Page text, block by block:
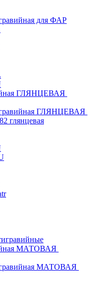
для ФАР
ГЛЯНЦЕВАЯ
ГЛЯНЦЕВАЯ
глянцевая
МАТОВАЯ
МАТОВАЯ